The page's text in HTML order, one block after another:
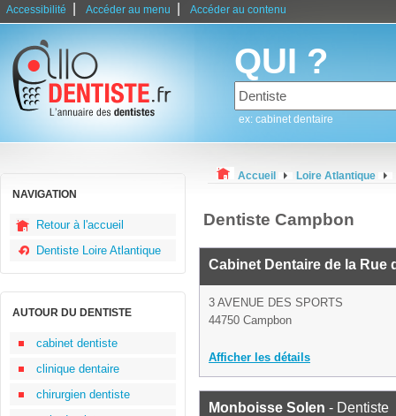
Accessibilité Accéder au menu Accéder au contenu
QUI ?
ex: cabinet dentaire
NAVIGATION
Retour à l'accueil
Dentiste Loire Atlantique
AUTOUR DU DENTISTE
cabinet dentiste
clinique dentaire
chirurgien dentiste
Accueil Loire Atlantique
Dentiste Campbon
Cabinet Dentaire de la Rue
3 AVENUE DES SPORTS
44750 Campbon
Afficher les détails
Monboisse Solen - Dentiste